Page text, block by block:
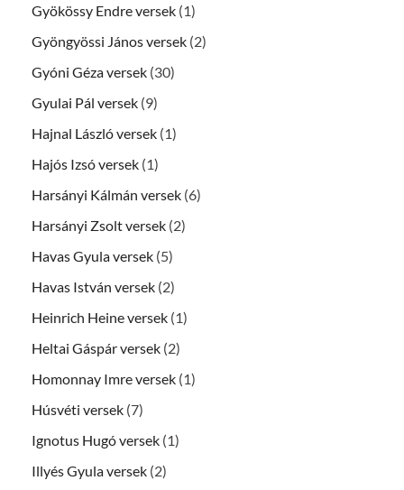
Gyökössy Endre versek (1)
Gyöngyössi János versek (2)
Gyóni Géza versek (30)
Gyulai Pál versek (9)
Hajnal László versek (1)
Hajós Izsó versek (1)
Harsányi Kálmán versek (6)
Harsányi Zsolt versek (2)
Havas Gyula versek (5)
Havas István versek (2)
Heinrich Heine versek (1)
Heltai Gáspár versek (2)
Homonnay Imre versek (1)
Húsvéti versek (7)
Ignotus Hugó versek (1)
Illyés Gyula versek (2)